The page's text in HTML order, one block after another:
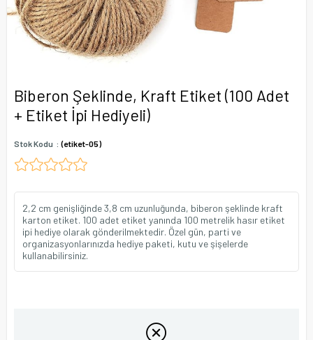
Biberon Şeklinde, Kraft Etiket (100 Adet
+ Etiket İpi Hediyeli)
Stok Kodu (etiket-05)
2,2 cm genişliğinde 3,8 cm uzunluğunda, biberon şeklinde kraft
karton etiket. 100 adet etiket yanında 100 metrelik hasır etiket
ipi hediye olarak gönderilmektedir. Özel gün, parti ve
organizasyonlarınızda hediye paketi, kutu ve şişelerde
kullanabilirsiniz.